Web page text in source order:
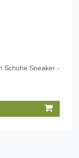
Schuhe Sneaker -